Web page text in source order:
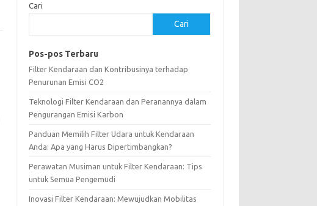
Cari
Cari
Pos-pos Terbaru
Filter Kendaraan dan Kontribusinya terhadap
Penurunan Emisi CO2
Teknologi Filter Kendaraan dan Peranannya dalam
Pengurangan Emisi Karbon
Panduan Memilih Filter Udara untuk Kendaraan
Anda: Apa yang Harus Dipertimbangkan?
Perawatan Musiman untuk Filter Kendaraan: Tips
untuk Semua Pengemudi
Inovasi Filter Kendaraan: Mewujudkan Mobilitas